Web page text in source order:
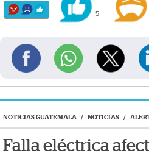
5
NOTICIAS GUATEMALA / NOTICIAS /
Falla eléctrica